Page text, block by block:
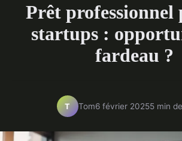
Prêt professionnel
startups :
fardeau ?
T Tom6 février 20255 min